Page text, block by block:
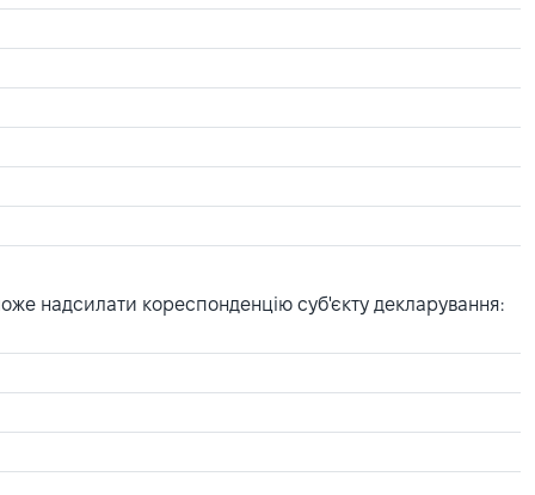
надсилати кореспонденцію суб'єкту декларування: